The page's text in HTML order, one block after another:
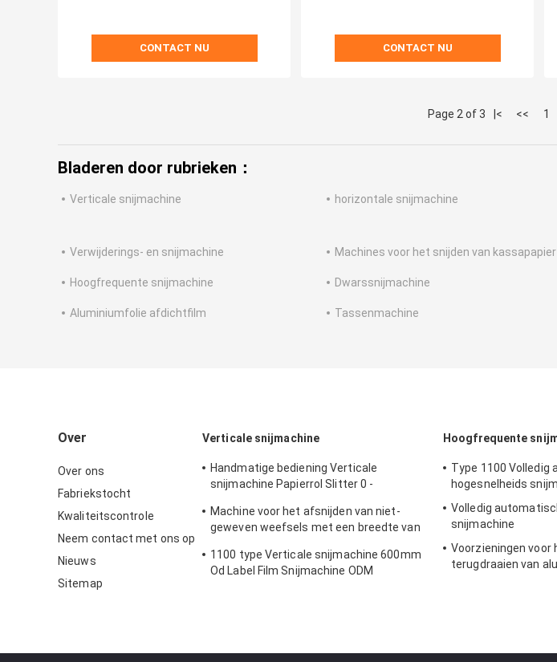
CONTACT NU CONTACT NU
Page 2 of 3 |< << 1
Bladeren door rubrieken：
Verticale snijmachine horizontale snijmachine
Verwijderings- en snijmachine Machines voor het snijden van kassapapier
Hoogfrequente snijmachine Dwarssnijmachine
Aluminiumfolie afdichtfilm Tassenmachine
Over
Over ons
Fabriekstocht
Kwaliteitscontrole
Neem contact met ons op
Nieuws
Sitemap
Verticale snijmachine
Handmatige bediening Verticale
snijmachine Papierrol Slitter 0 -
Machine voor het afsnijden van niet-
geweven weefsels met een breedte van
1100 type Verticale snijmachine 600mm
Od Label Film Snijmachine ODM
Hoogfrequente
Type 1100 Volledig
hogesnelheids
Volledig
snijmachine
Voorzieningen voor
terugdraaien van